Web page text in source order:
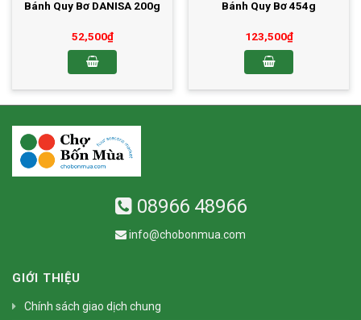
Bánh Quy Bơ DANISA 200g
52,500₫
Bánh Quy Bơ 454g
123,500₫
08966 48966
info@chobonmua.com
GIỚI THIỆU
Chính sách giao dịch chung